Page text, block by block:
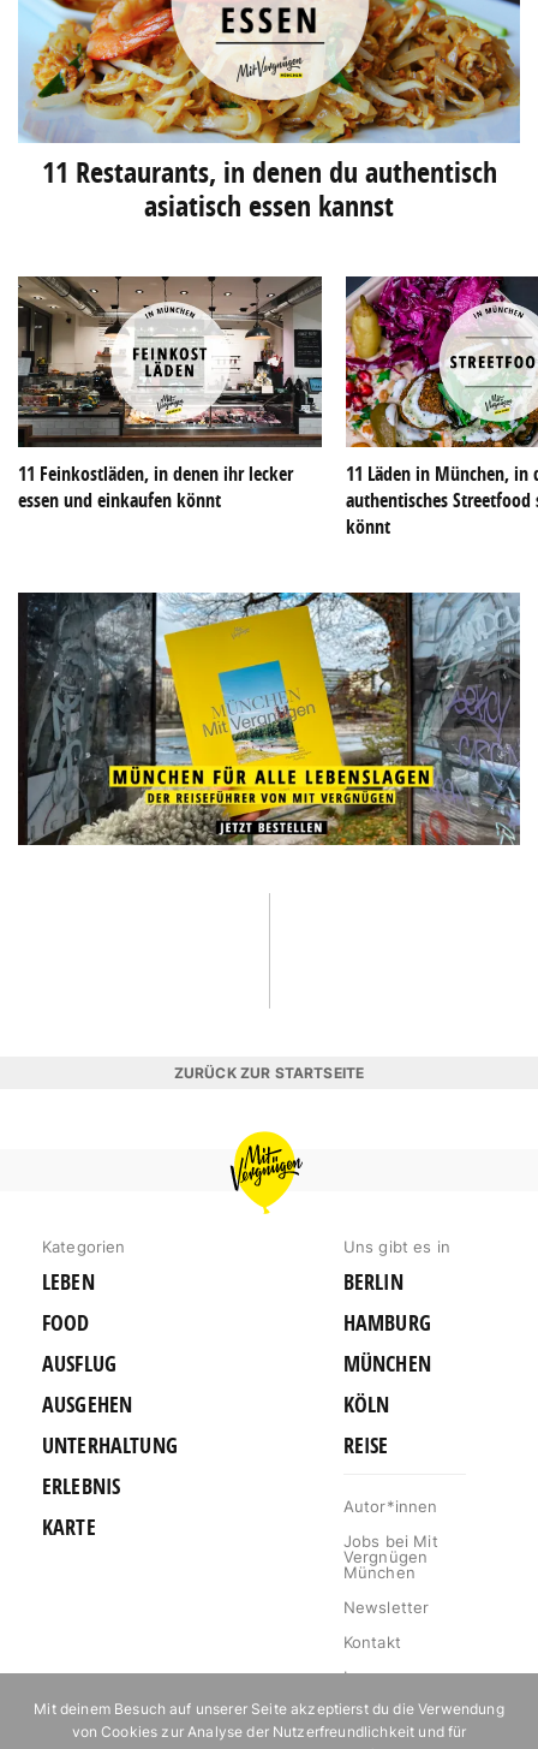
11 Restaurants, in denen du authentisch
asiatisch essen kannst
11 Feinkostläden, in denen ihr lecker
essen und einkaufen könnt
11 Läden in München, in
authentisches Streetfood
könnt
ZURÜCK ZUR STARTSEITE
MIT
VERGNÜGEN
MÜNCHEN
Kategorien
LEBEN
FOOD
AUSFLUG
AUSGEHEN
UNTERHALTUNG
ERLEBNIS
KARTE
Uns gibt es in
BERLIN
HAMBURG
MÜNCHEN
KÖLN
REISE
Autor*innen
Jobs bei Mit
Vergnügen
München
Newsletter
Kontakt
Impressum
Datenschutz
Mit deinem Besuch auf unserer Seite akzeptierst du die Verwendung
von Cookies zur Analyse der Nutzerfreundlichkeit und für